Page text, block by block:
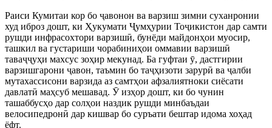
Раиси Кумитаи кор бо ҷавонон ва варзиш зимни суханронии
худ иброз дошт, ки Ҳукумати Ҷумҳурии Тоҷикистон дар самти
рушди инфрасохтори варзишӣ, бунёди майдонҳои муосир,
ташкил ва густариши чорабиниҳои оммавии варзишӣ
таваҷҷуҳи махсус зоҳир мекунад. Ба гуфтаи ӯ, дастгирии
варзишгарони ҷавон, таъмин бо таҷҳизоти зарурӣ ва ҷалби
мутахассисони варзида аз самтҳои афзалиятноки сиёсати
давлатӣ маҳсуб мешавад. Ӯ изҳор дошт, ки бо чунин
ташаббусҳо дар солҳои наздик рушди минбаъдаи
велосипедронӣ дар кишвар бо суръати бештар идома хоҳад
ёфт.